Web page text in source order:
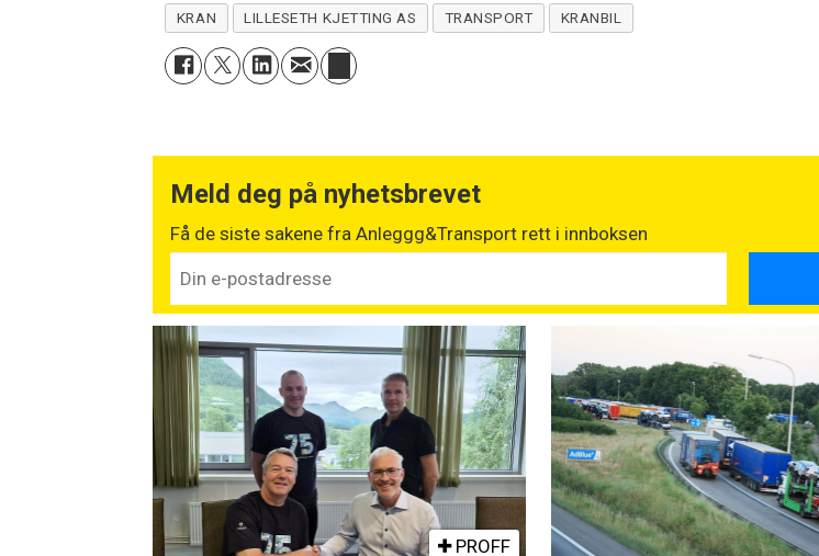
KRAN LILLESETH KJETTING AS TRANSPORT KRANBIL
Meld deg på nyhetsbrevet
Få de siste sakene fra Anleggg&Transport rett i innboksen
PROFF